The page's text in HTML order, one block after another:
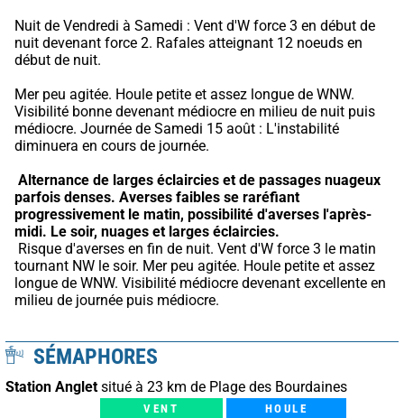
Nuit de Vendredi à Samedi : Vent d'W force 3 en début de
nuit devenant force 2. Rafales atteignant 12 noeuds en
début de nuit.
Mer peu agitée. Houle petite et assez longue de WNW.
Visibilité bonne devenant médiocre en milieu de nuit puis
médiocre. Journée de Samedi 15 août : L'instabilité
diminuera en cours de journée.
Alternance de larges éclaircies et de passages nuageux
parfois denses. Averses faibles se raréfiant
progressivement le matin, possibilité d'averses l'après-
midi. Le soir, nuages et larges éclaircies.
tournant NW le soir. Mer peu agitée. Houle petite et assez
longue de WNW. Visibilité médiocre devenant excellente en
milieu de journée puis médiocre.
SÉMAPHORES
Station Anglet situé à 23 km de Plage des Bourdaines
VENT HOULE